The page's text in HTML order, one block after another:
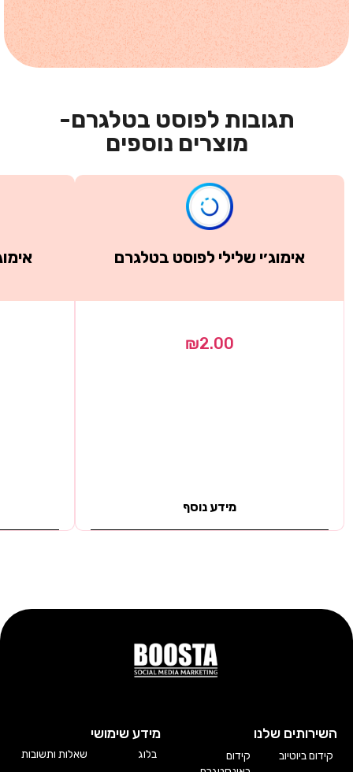
תגובות לפוסט בטלגרם-
מוצרים נוספים
אימוג׳י שלילי לפוסט בטלגרם
₪2.00
מידע נוסף
השירותים שלנו
קידום ביוטיוב
קידום
מידע שימושי
בלוג שאלות ותשובות